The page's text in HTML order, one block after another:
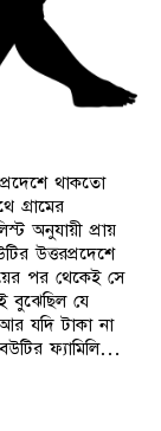
থাকতো
গ্রামের
অনুযায়ী প্রায়
উত্তরপ্রদেশে
পর থেকেই সে
বুঝেছিল যে
যদি টাকা না
ফ্যামিলি…